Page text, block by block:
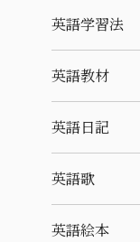
英語学習法
英語教材
英語日記
英語歌
英語絵本